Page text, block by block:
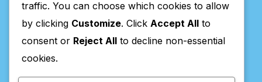
Valpaços Online
traffic. You can choose which cookies to allow
by clicking Customize. Click Accept All to
consent or Reject All to decline non-essential
cookies.